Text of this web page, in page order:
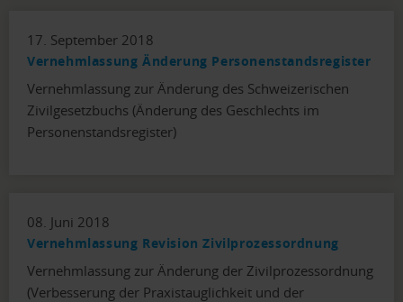
17. September 2018
Vernehmlassung Änderung Personenstandsregister
Vernehmlassung zur Änderung des Schweizerischen
Zivilgesetzbuchs (Änderung des Geschlechts im
Personenstandsregister)
08. Juni 2018
Vernehmlassung Revision Zivilprozessordnung
Vernehmlassung zur Änderung der Zivilprozessordnung
(Verbesserung der Praxistauglichkeit und der